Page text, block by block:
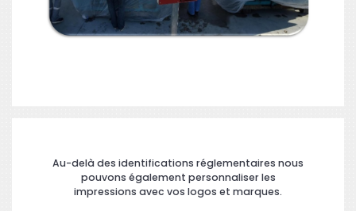
Au-delà des identifications réglementaires nous
pouvons également personnaliser les
impressions avec vos logos et marques.